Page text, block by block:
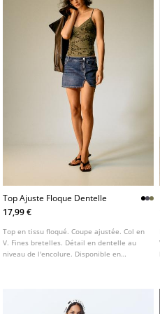
Top Ajuste Floque Dentelle
17,99 €
Top en tissu floqué. Coupe ajustée. Col en
V. Fines bretelles. Détail en dentelle au
niveau de l'encolure. Disponible en